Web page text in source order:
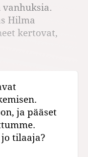
vanhuksia.
Hilma
kertovat,
ja pääset
jo tilaaja?